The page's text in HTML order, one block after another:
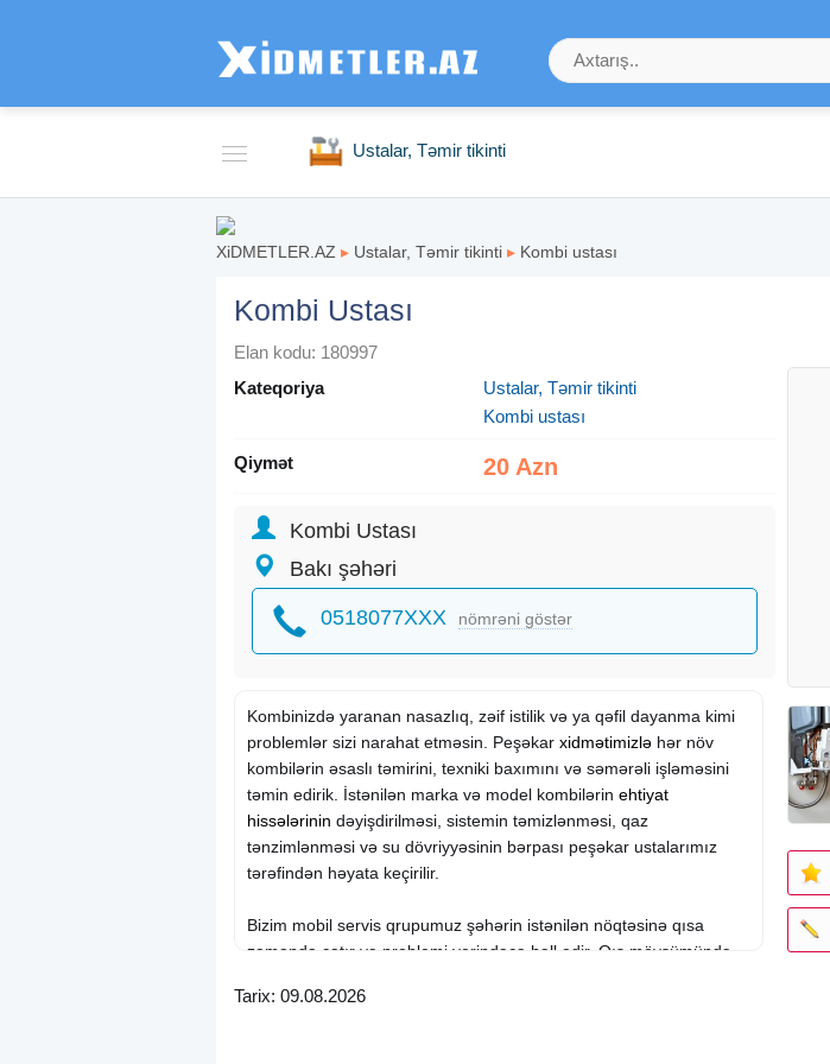
Ustalar, Təmir tikinti
XiDMETLER.AZ ▸ Ustalar, Təmir tikinti ▸ Kombi ustası
Kombi Ustası
Elan kodu: 180997
Kateqoriya
Ustalar, Təmir tikinti
Kombi ustası
Qiymət 20 Azn
Kombi Ustası
Bakı şəhəri
0518077XXX nömrəni göstər
Kombinizdə yaranan nasazlıq, zəif istilik və ya qəfil dayanma kimi
problemlər sizi narahat etməsin. Peşəkar xidmətimizlə hər növ
kombilərin əsaslı təmirini, texniki baxımını və səmərəli işləməsini
təmin edirik. İstənilən marka və model kombilərin ehtiyat
hissələrinin dəyişdirilməsi, sistemin təmizlənməsi, qaz
tənzimlənməsi və su dövriyyəsinin bərpası peşəkar ustalarımız
tərəfindən həyata keçirilir.
Bizim mobil servis qrupumuz şəhərin istənilən nöqtəsinə qısa
zamanda çatır və problemi yerindəcə həll edir. Qış mövsümündə
Hər görülən işə rəsmi zəmanət verilir və istifadə olunan detallar
Tarix: 09.08.2026